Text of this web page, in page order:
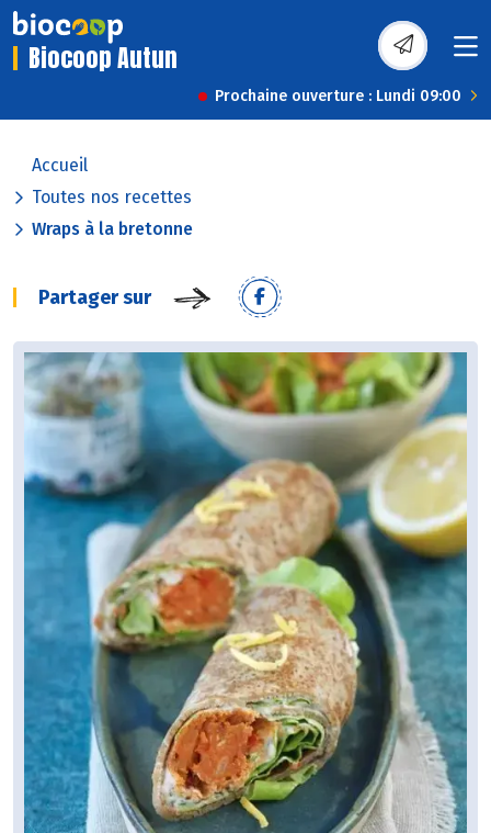
Biocoop Autun
Prochaine ouverture : Lundi 09:00
Accueil
Toutes nos recettes
Wraps à la bretonne
Partager sur